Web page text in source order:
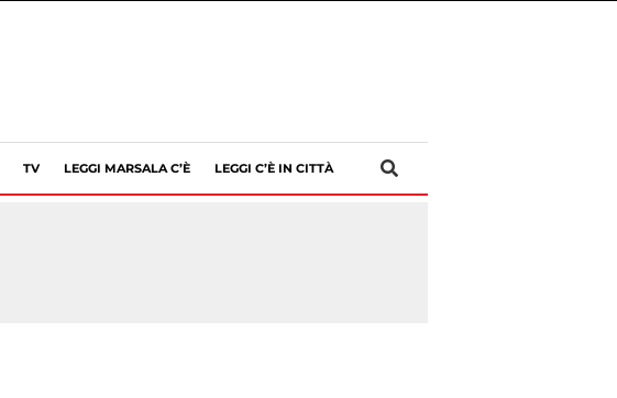
TV LEGGI MARSALA C’È LEGGI C’È IN CITTÀ